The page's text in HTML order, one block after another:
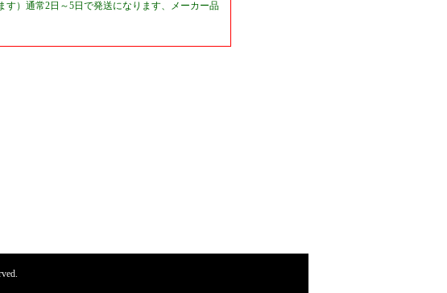
）通常2日～5日で発送になります、メーカー品